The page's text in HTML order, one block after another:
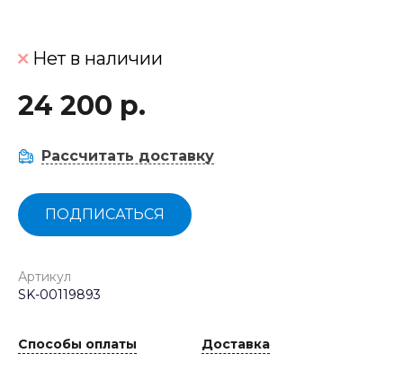
Нет в наличии
24 200 р.
Рассчитать доставку
ПОДПИСАТЬСЯ
Артикул
SK-00119893
Способы оплаты Доставка